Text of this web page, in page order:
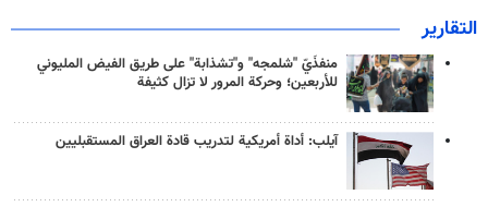
التقارير
منفذَيّ "شلمجه" و"تشذابة" على طريق الفيض المليوني
للأربعين؛ وحركة المرور لا تزال كثيفة
آيلب: أداة أمريكية لتدريب قادة العراق المستقبليين